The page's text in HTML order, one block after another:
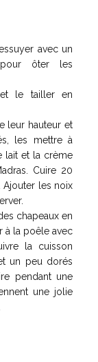
avec un
ôter les
le tailler en
leur hauteur et
les mettre à
lait et la crème
Cuire 20
Ajouter les noix
chapeaux en
à la poêle avec
la cuisson
un peu dorés
pendant une
une jolie